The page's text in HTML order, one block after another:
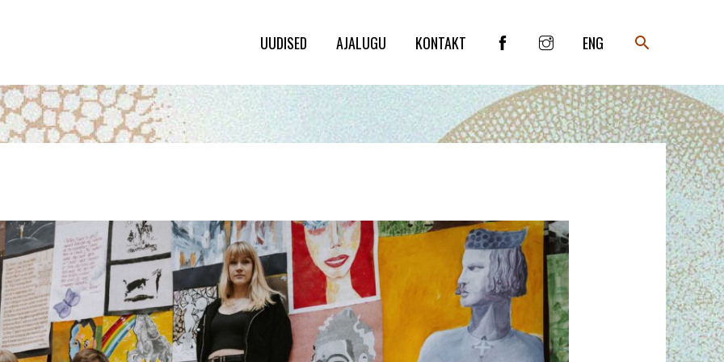
UUDISED AJALUGU KONTAKT ENG SEARCH